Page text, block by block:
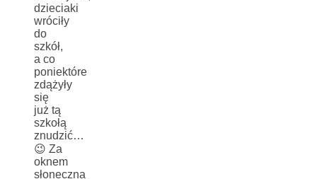
dzieciaki
wróciły
do
szkół,
a co
poniektóre
zdążyły
się
już tą
szkołą
znudzić…
😉 Za
oknem
słoneczna